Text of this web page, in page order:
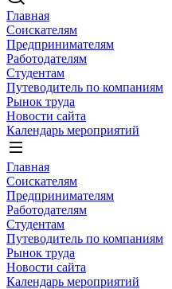
Главная
Соискателям
Предпринимателям
Работодателям
Студентам
Путеводитель по компаниям
Рынок труда
Новости сайта
Календарь мероприятий
Главная
Соискателям
Предпринимателям
Работодателям
Студентам
Путеводитель по компаниям
Рынок труда
Новости сайта
Календарь мероприятий